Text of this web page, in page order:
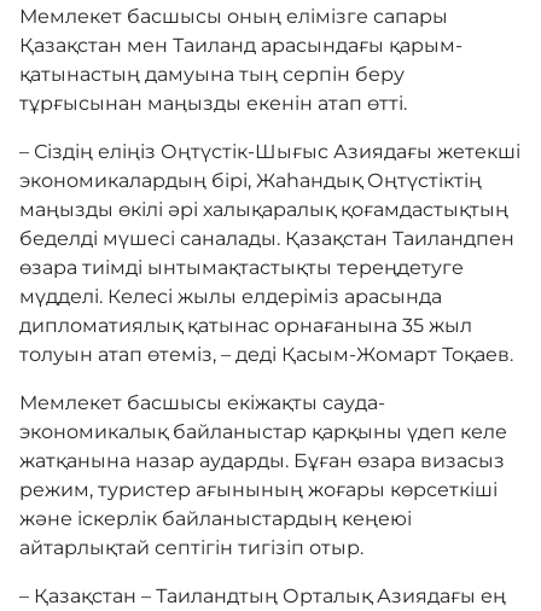
Бірыңғай сөздік
Нашар көретіндерге
Мемлекет басшысы оның елімізге сапары
Қазақстан мен Таиланд арасындағы қарым-
қатынастың дамуына тың серпін беру
тұрғысынан маңызды екенін атап өтті.
– Сіздің еліңіз Оңтүстік-Шығыс Азиядағы жетекші
экономикалардың бірі, Жаһандық Оңтүстіктің
маңызды өкілі әрі халықаралық қоғамдастықтың
беделді мүшесі саналады. Қазақстан Таиландпен
өзара тиімді ынтымақтастықты тереңдетуге
мүдделі. Келесі жылы елдеріміз арасында
дипломатиялық қатынас орнағанына 35 жыл
толуын атап өтеміз, – деді Қасым-Жомарт Тоқаев.
Мемлекет басшысы екіжақты сауда-
экономикалық байланыстар қарқыны үдеп келе
жатқанына назар аударды. Бұған өзара визасыз
режим, туристер ағынының жоғары көрсеткіші
және іскерлік байланыстардың кеңеюі
айтарлықтай септігін тигізіп отыр.
– Қазақстан – Таиландтың Орталық Азиядағы ең